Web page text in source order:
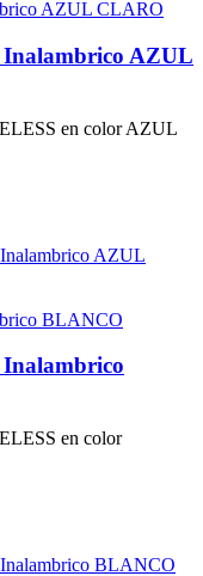
Inalambrico AZUL
en color AZUL
AZUL
en color
BLANCO